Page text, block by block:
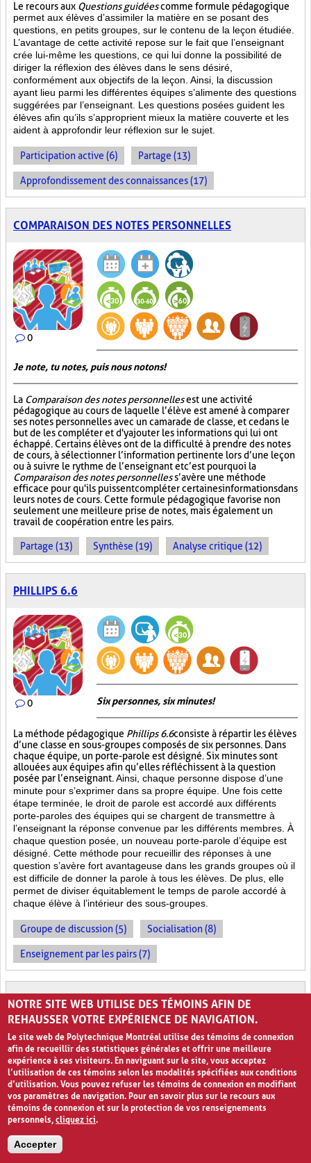
Le recours aux Questions guidéescomme formule pédagogique
permet aux élèves d’assimiler la matière en se posant des
questions, en petits groupes, sur le contenu de la leçon étudiée.
L’avantage de cette activité repose sur le fait que l’enseignant
crée lui-même les questions, ce qui lui donne la possibilité de
diriger la réflexion des élèves dans le sens désiré,
conformément aux objectifs de la leçon. Ainsi, la discussion
ayant lieu parmi les différentes équipes s’alimente des questions
suggérées par l’enseignant. Les questions posées guident les
élèves afin qu’ils s’approprient mieux la matière couverte et les
aident à approfondir leur réflexion sur le sujet.
Participation active (6) Partage (13)
Approfondissement des connaissances (17)
COMPARAISON DES NOTES PERSONNELLES
0
Je note, tu notes, puis nous notons!
La Comparaison des notes personnellesest une activité
pédagogique au cours de laquelle l’élève est amené à comparer
ses notes personnelles avec un camarade de classe, et ce dans le
but de les compléter et d'y ajouter les informations qui lui ont
échappé. Certains élèves ont de la difficulté à prendre des notes
de cours, à sélectionner l’information pertinente lors d’une leçon
ou à suivre le rythme de l’enseignant et c’est pourquoi la
Comparaison des notes personnelless’avère une méthode
efficace pour qu'ils puissent compléter certaines informations dans
leurs notes de cours. Cette formule pédagogique favorise non
seulement une meilleure prise de notes, mais également un
travail de coopération entre les pairs.
Partage (13) Synthèse (19) Analyse critique (12)
PHILLIPS 6.6
0 Six personnes, six minutes!
La méthode pédagogique Phillips 6.6consiste à répartir les élèves
d’une classe en sous-groupes composés de six personnes. Dans
chaque équipe, un porte-parole est désigné. Six minutes sont
allouées aux équipes afin qu’elles réfléchissent à la question
posée par l’enseignant. Ainsi, chaque personne dispose d’une
minute pour s’exprimer dans sa propre équipe. Une fois cette
étape terminée, le droit de parole est accordé aux différents
porte-paroles des équipes qui se chargent de transmettre à
l’enseignant la réponse convenue par les différents membres. À
chaque question posée, un nouveau porte-parole d’équipe est
désigné. Cette méthode pour recueillir des réponses à une
question s’avère fort avantageuse dans les grands groupes où il
est difficile de donner la parole à tous les élèves. De plus, elle
permet de diviser équitablement le temps de parole accordé à
chaque élève à l’intérieur des sous-groupes.
Groupe de discussion (5) Socialisation (8)
Enseignement par les pairs (7)
TAPIS DE TRI
0
Classer les données
NOTRE SITE WEB UTILISE DES TÉMOINS AFIN DE
REHAUSSER VOTRE EXPÉRIENCE DE NAVIGATION.
Le site web de Polytechnique Montréal utilise des témoins de connexion
afin de recueillir des statistiques générales et offrir une meilleure
expérience à ses visiteurs. En naviguant sur le site, vous acceptez
l’utilisation de ces témoins selon les modalités spécifiées aux conditions
d’utilisation. Vous pouvez refuser les témoins de connexion en modifiant
vos paramètres de navigation. Pour en savoir plus sur le recours aux
témoins de connexion et sur la protection de vos renseignements
personnels,cliquez ici.
Accepter